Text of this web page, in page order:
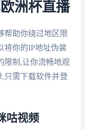
洲杯直播
帮助你绕过地区限
将你的IP地址伪装
限制,让你流畅地观
只需下载软件并登
咕视频